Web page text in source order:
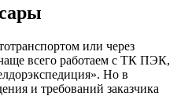
или через
всего работаем с ТК ПЭК,
Но в
и требований заказчика